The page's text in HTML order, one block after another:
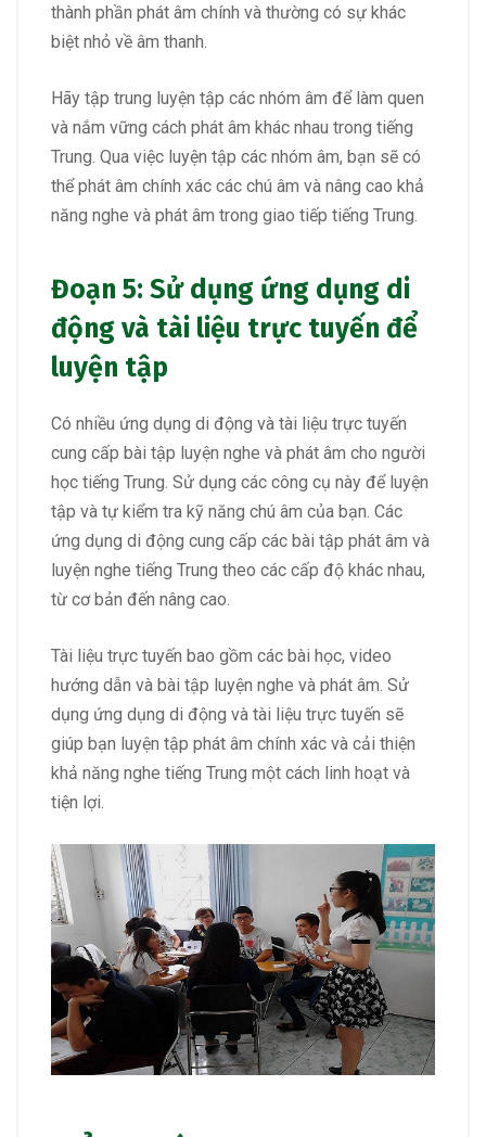
thành phần phát âm chính và thường có sự khác
biệt nhỏ về âm thanh.
Hãy tập trung luyện tập các nhóm âm để làm quen
và nắm vững cách phát âm khác nhau trong tiếng
Trung. Qua việc luyện tập các nhóm âm, bạn sẽ có
thể phát âm chính xác các chú âm và nâng cao khả
năng nghe và phát âm trong giao tiếp tiếng Trung.
Đoạn 5: Sử dụng ứng dụng di
động và tài liệu trực tuyến để
luyện tập
Có nhiều ứng dụng di động và tài liệu trực tuyến
cung cấp bài tập luyện nghe và phát âm cho người
học tiếng Trung. Sử dụng các công cụ này để luyện
tập và tự kiểm tra kỹ năng chú âm của bạn. Các
ứng dụng di động cung cấp các bài tập phát âm và
luyện nghe tiếng Trung theo các cấp độ khác nhau,
từ cơ bản đến nâng cao.
Tài liệu trực tuyến bao gồm các bài học, video
hướng dẫn và bài tập luyện nghe và phát âm. Sử
dụng ứng dụng di động và tài liệu trực tuyến sẽ
giúp bạn luyện tập phát âm chính xác và cải thiện
khả năng nghe tiếng Trung một cách linh hoạt và
tiện lợi.